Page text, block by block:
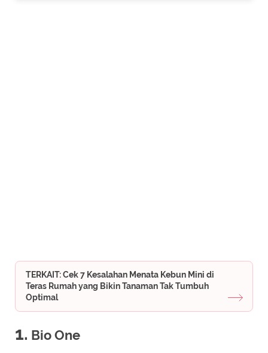
TERKAIT: Cek 7 Kesalahan Menata Kebun Mini di
Teras Rumah yang Bikin Tanaman Tak Tumbuh
Optimal
1. Bio One